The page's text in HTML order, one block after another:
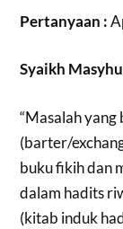
Pertanyaan :
Syaikh
“Masalah
(barter/
buku fikih dan
dalam hadits
(kitab induk